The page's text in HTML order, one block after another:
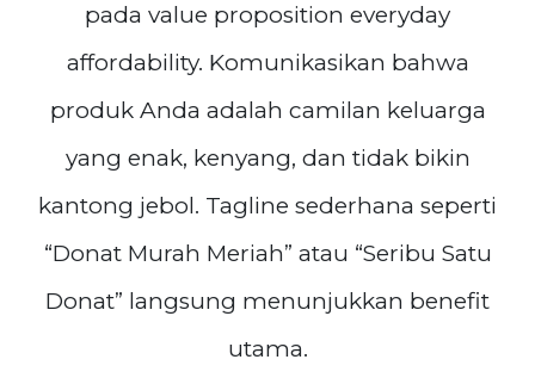
pada value proposition everyday
affordability. Komunikasikan bahwa
produk Anda adalah camilan keluarga
yang enak, kenyang, dan tidak bikin
kantong jebol. Tagline sederhana seperti
“Donat Murah Meriah” atau “Seribu Satu
Donat” langsung menunjukkan benefit
utama.